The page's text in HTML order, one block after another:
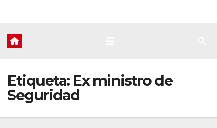
Etiqueta: Ex ministro de
Seguridad